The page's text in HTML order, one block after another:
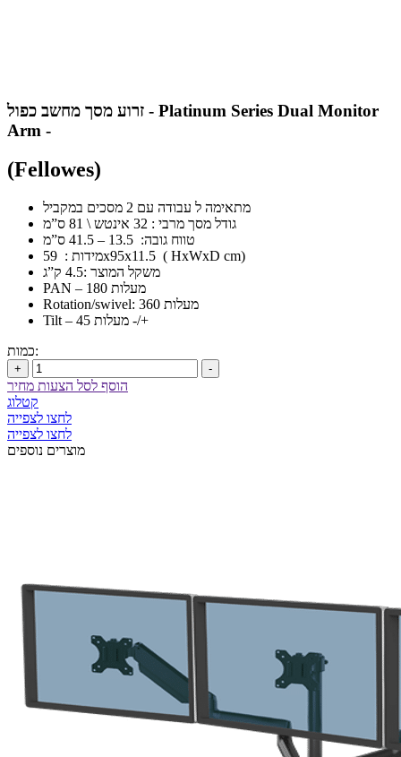
זרוע מסך מחשב כפול - Platinum Series Dual Monitor
Arm -
(Fellowes)
מתאימה ל עבודה עם 2 מסכים במקביל
גודל מסך מרבי : 32 אינטש \ 81 ס”מ
טווח גובה: 13.5 – 41.5 ס”מ
מידות : 59x95x11.5 ( HxWxD cm)
משקל המוצר :4.5 ק”ג
PAN – 180 מעלות
Rotation/swivel: 360 מעלות
Tilt – 45 מעלות -/+
כמות:
+ -
הוסף לסל הצעות מחיר
קטלוג
לחצו לצפייה
לחצו לצפייה
מוצרים נוספים